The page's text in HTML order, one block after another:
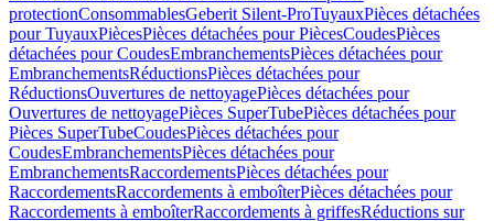
protectionConsommablesGeberit Silent-ProTuyauxPièces détachées
pour TuyauxPiècesPièces détachées pour PiècesCoudesPièces
détachées pour CoudesEmbranchementsPièces détachées pour
EmbranchementsRéductionsPièces détachées pour
RéductionsOuvertures de nettoyagePièces détachées pour
Ouvertures de nettoyagePièces SuperTubePièces détachées pour
Pièces SuperTubeCoudesPièces détachées pour
CoudesEmbranchementsPièces détachées pour
EmbranchementsRaccordementsPièces détachées pour
RaccordementsRaccordements à emboîterPièces détachées pour
Raccordements à emboîterRaccordements à griffesRéductions sur